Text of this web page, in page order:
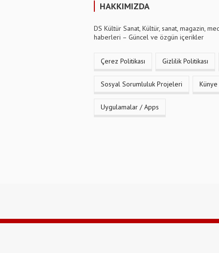
HAKKIMIZDA
DS Kültür Sanat, Kültür, sanat, magazin,
haberleri – Güncel ve özgün içerikler
Çerez Politikası Gizlilik Politikası
Sosyal Sorumluluk Projeleri Künye
Uygulamalar / Apps